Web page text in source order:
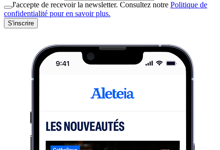
J'accepte de recevoir la newsletter. Consultez notre Politique de
confidentialité pour en savoir plus.
S'inscrire